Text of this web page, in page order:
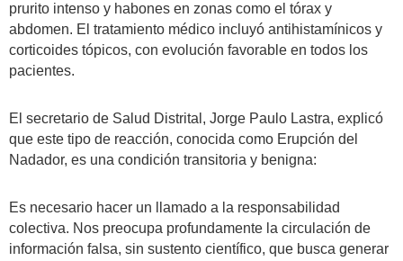
prurito intenso y habones en zonas como el tórax y
abdomen. El tratamiento médico incluyó antihistamínicos y
corticoides tópicos, con evolución favorable en todos los
pacientes.
El secretario de Salud Distrital, Jorge Paulo Lastra, explicó
que este tipo de reacción, conocida como Erupción del
Nadador, es una condición transitoria y benigna:
Es necesario hacer un llamado a la responsabilidad
colectiva. Nos preocupa profundamente la circulación de
información falsa, sin sustento científico, que busca generar